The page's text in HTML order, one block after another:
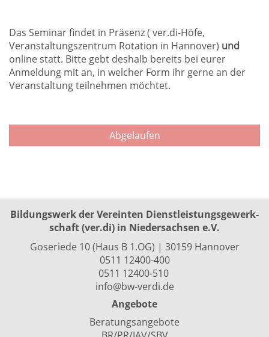
Das Seminar findet in Präsenz ( ver.di-Höfe,
Veranstaltungszentrum Rotation in Hannover) und
online statt. Bitte gebt deshalb bereits bei eurer
Anmeldung mit an, in welcher Form ihr gerne an der
Veranstaltung teilnehmen möchtet.
Abgelaufen
Bildungswerk der Vereinten Dienst­leis­tungs­ge­werk­
schaft (ver.di) in Niedersachsen e.V.
Goseriede 10 (Haus B 1.OG) | 30159 Hannover
0511 12400-400
0511 12400-510
info@bw-verdi.de
Angebote
Beratungsangebote